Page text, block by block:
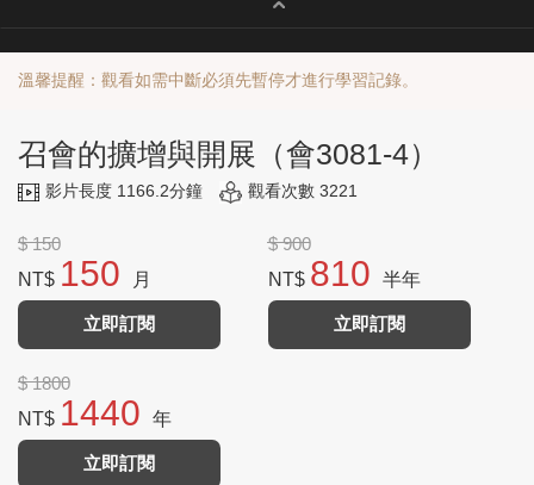
溫馨提醒：觀看如需中斷必須先暫停才進行學習記錄。
召會的擴增與開展（會3081-4）
影片長度 1166.2分鐘 觀看次數 3221
$ 150
NT$ 150 月
立即訂閱
$ 900
NT$ 810 半年
立即訂閱
$ 1800
NT$ 1440 年
立即訂閱